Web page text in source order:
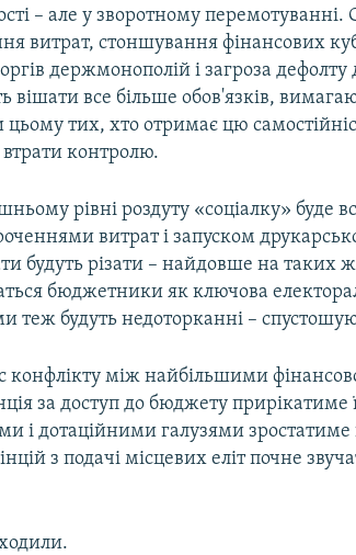
– але у зворотному
витрат, стоншування фінансових
держмонополій і загроза
вішати все більше обов'язків,
цьому тих, хто отримає цю
контролю.
рівні роздуту «соціалку» буде
витрат і запуском
будуть різати – найдовше на таких
бюджетники як ключова
теж будуть недоторканні –
конфлікту між найбільшими
за доступ до бюджету
і дотаційними галузями зростатиме
з подачі місцевих еліт почне